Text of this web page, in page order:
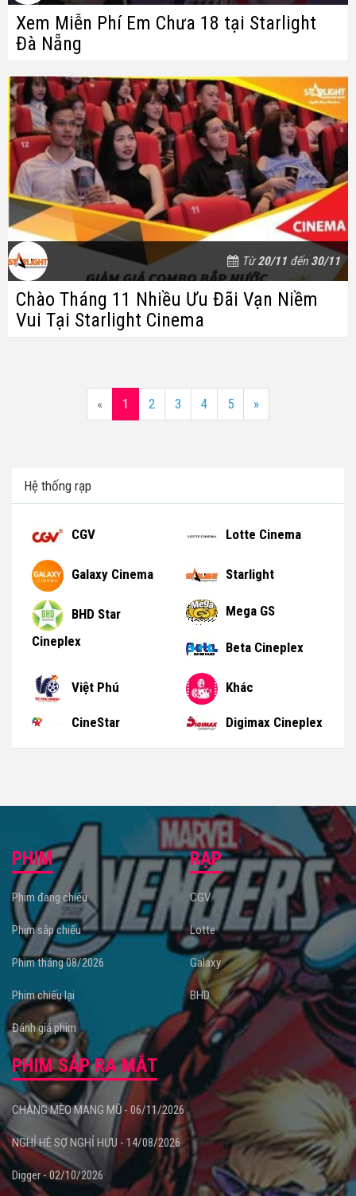
Xem Miễn Phí Em Chưa 18 tại Starlight
Đà Nẵng
Từ20/11 đến 30/11
Chào Tháng 11 Nhiều Ưu Đãi Vạn Niềm
Vui Tại Starlight Cinema
« 1 2 3 4 5 »
Hệ thống rạp
CGV Lotte Cinema
Galaxy Cinema Starlight
BHD Star
Cineplex
Mega GS
Beta Cineplex
Việt Phú Khác
CineStar Digimax Cineplex
PHIM
Phim đang chiếu
Phim sắp chiếu
Phim tháng 08/2026
Phim chiếu lại
Đánh giá phim
RẠP
CGV
Lotte
Galaxy
BHD
PHIM SẮP RA MẮT
CHÀNG MÈO MANG MŨ - 06/11/2026
NGHỈ HÈ SỢ NGHỈ HƯU - 14/08/2026
Digger - 02/10/2026